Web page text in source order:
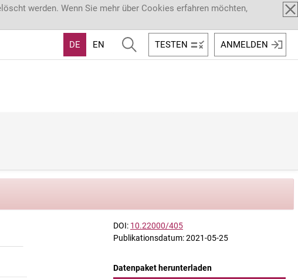
werden. Wenn Sie mehr über Cookies erfahren möchten,
DE EN TESTEN ANMELDEN
DOI: 10.22000/405
Publikationsdatum: 2021-05-25
Datenpaket herunterladen